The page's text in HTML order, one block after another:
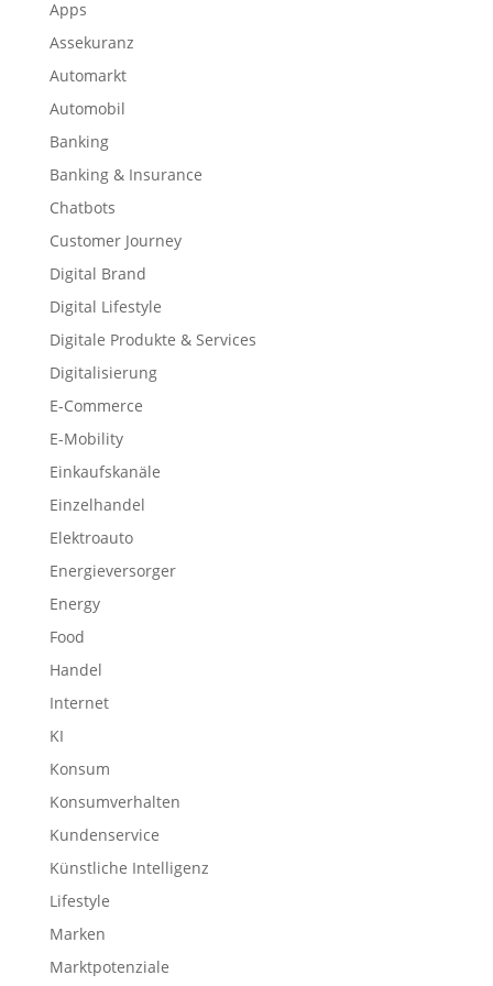
Apps
Assekuranz
Automarkt
Automobil
Banking
Banking & Insurance
Chatbots
Customer Journey
Digital Brand
Digital Lifestyle
Digitale Produkte & Services
Digitalisierung
E-Commerce
E-Mobility
Einkaufskanäle
Einzelhandel
Elektroauto
Energieversorger
Energy
Food
Handel
Internet
KI
Konsum
Konsumverhalten
Kundenservice
Künstliche Intelligenz
Lifestyle
Marken
Marktpotenziale